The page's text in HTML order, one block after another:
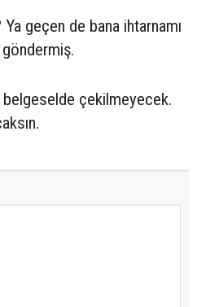
geçen de bana ihtarnamı
belgeselde çekilmeyecek.